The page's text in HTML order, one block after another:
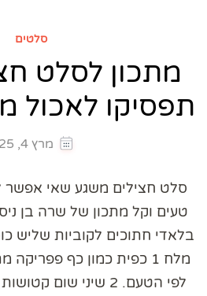
סלטים
מתכון לסלט
תפסיקו לאכול
מרץ 4, 2025
סלט חצילים משגע שאי אפשר
בלאדי חתוכים לקוביות שליש
מלח 1 כפית כמון כף